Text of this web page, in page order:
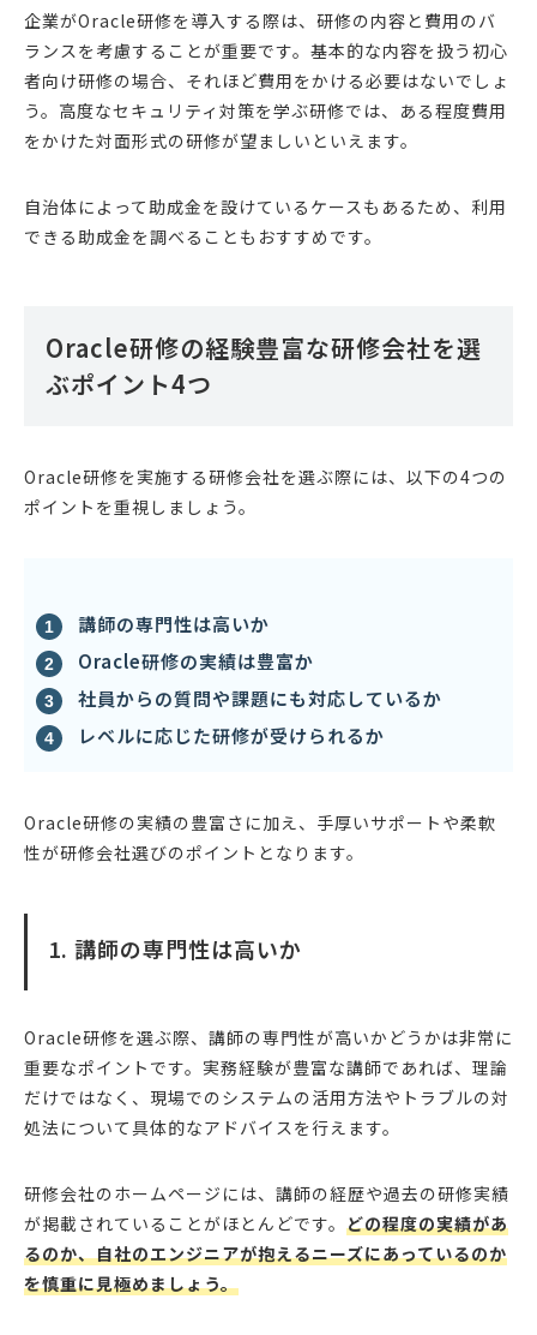
企業がOracle研修を導入する際は、研修の内容と費用のバ
ランスを考慮することが重要です。基本的な内容を扱う初心
者向け研修の場合、それほど費用をかける必要はないでしょ
う。高度なセキュリティ対策を学ぶ研修では、ある程度費用
をかけた対面形式の研修が望ましいといえます。
自治体によって助成金を設けているケースもあるため、利用
できる助成金を調べることもおすすめです。
Oracle研修の経験豊富な研修会社を選
ぶポイント4つ
Oracle研修を実施する研修会社を選ぶ際には、以下の4つの
ポイントを重視しましょう。
講師の専門性は高いか
Oracle研修の実績は豊富か
社員からの質問や課題にも対応しているか
レベルに応じた研修が受けられるか
Oracle研修の実績の豊富さに加え、手厚いサポートや柔軟
性が研修会社選びのポイントとなります。
1. 講師の専門性は高いか
Oracle研修を選ぶ際、講師の専門性が高いかどうかは非常に
重要なポイントです。実務経験が豊富な講師であれば、理論
だけではなく、現場でのシステムの活用方法やトラブルの対
処法について具体的なアドバイスを行えます。
研修会社のホームページには、講師の経歴や過去の研修実績
が掲載されていることがほとんどです。 どの程度の実績があ
るのか、自社のエンジニアが抱えるニーズにあっているのか
を慎重に見極めましょう。